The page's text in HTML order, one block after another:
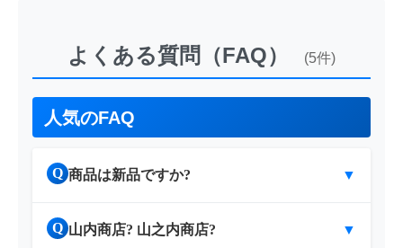
よくある質問（FAQ） (5件)
人気のFAQ
Q 商品は新品ですか? ▼
Q 山内商店? 山之内商店? ▼